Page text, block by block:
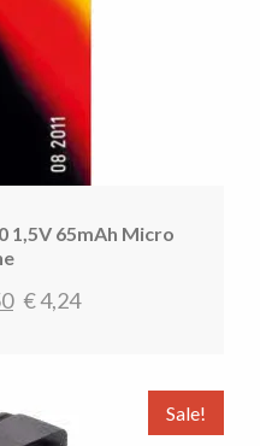
1,5V 65mAh Micro
Huidige
€ 3,50.
€4,24
Sale!